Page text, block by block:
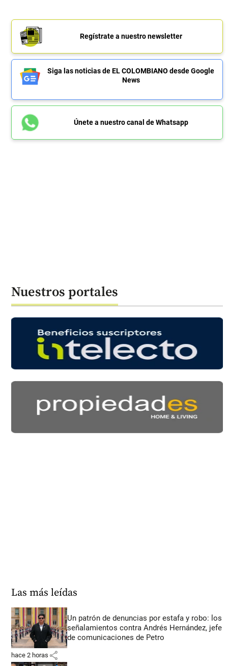
Regístrate a nuestro newsletter
Siga las noticias de EL COLOMBIANO desde Google
News
Únete a nuestro canal de Whatsapp
Nuestros portales
Las más leídas
Un patrón de denuncias por estafa y robo: los
señalamientos contra Andrés Hernández, jefe
de comunicaciones de Petro
hace 2 horas share